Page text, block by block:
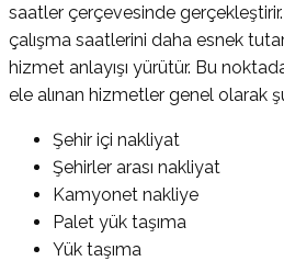
saatler çerçevesinde
çalışma saatlerini daha esnek
hizmet anlayışı yürütür. Bu
ele alınan hizmetler genel olarak
Şehir içi nakliyat
Şehirler arası nakliyat
Kamyonet nakliye
Palet yük taşıma
Yük taşıma